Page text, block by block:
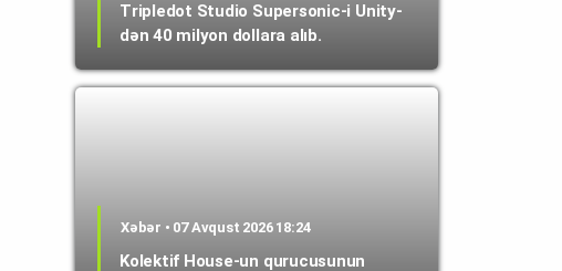
Tripledot Studio Supersonic-i Unity-
dən 40 milyon dollara alıb.
Xəbər • 07 Avqust 2026 18:24
Kolektif House-un qurucusunun